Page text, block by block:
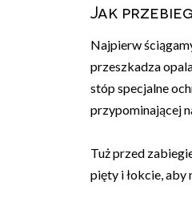
Jak
Najpierw
przeszkadza
stóp specjalne
przypominającej
Tuż przed
pięty i łokcie, aby